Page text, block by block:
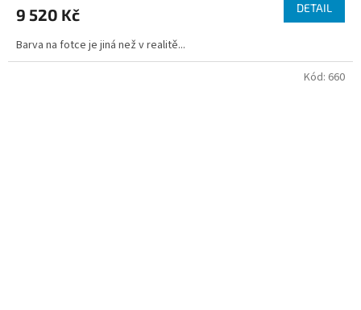
9 520 Kč DETAIL
Barva na fotce je jiná než v realitě...
Kód: 660